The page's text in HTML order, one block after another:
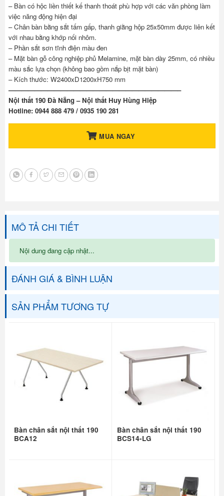
– Bàn có hộc liền thiết kế thanh thoát phù hợp với các văn phòng làm
việc năng động hiện đại
– Chân bàn bằng sắt tấm gấp, thanh giằng hộp 25x50mm được liên kết
với nhau bằng khớp nối nhôm.
– Phần sắt sơn tĩnh điện màu đen
– Mặt bàn gỗ công nghiệp phủ Melamine, mặt bàn dày 25mm, có nhiều
màu sắc lựa chọn (không bao gồm nắp bịt mặt bàn)
– Kích thước: W2400xD1200xH750 mm
——————————————————————————–
Nội thất 190 Đà Nẵng – Nội thất Huy Hùng Hiệp
Hotline: 0944 888 479 / 0935 190 281
MUA NGAY
MÔ TẢ CHI TIẾT
Nội dung đang cập nhật...
ĐÁNH GIÁ & BÌNH LUẬN
SẢN PHẨM TƯƠNG TỰ
Bàn chân sắt nội thất 190
BCA12
Bàn chân sắt nội thất 190
BCS14-LG